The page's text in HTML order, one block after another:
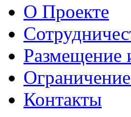
О Проекте
Размещение
Контакты